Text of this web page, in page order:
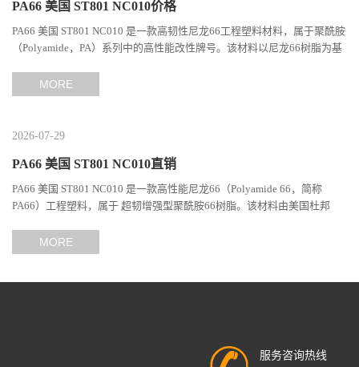
PA66 美国 ST801 NC010价格
PA66 美国 ST801 NC010 是一款高韧性尼龙66工程塑料材料，属于聚酰胺
（Polyamide，PA）系列中的高性能改性牌号。该材料以尼龙66树脂为基
MORE
2026-07-29
PA66 美国 ST801 NC010直销
PA66 美国 ST801 NC010 是一款高性能尼龙66（Polyamide 66，简称
PA66）工程塑料，属于 超韧增强型聚酰胺66树脂。该材料由美国杜邦
MORE
服务咨询热线